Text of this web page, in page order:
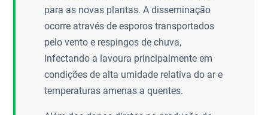
para as novas plantas. A disseminação
ocorre através de esporos transportados
pelo vento e respingos de chuva,
infectando a lavoura principalmente em
condições de alta umidade relativa do ar e
temperaturas amenas a quentes.